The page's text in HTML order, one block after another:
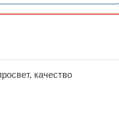
качество